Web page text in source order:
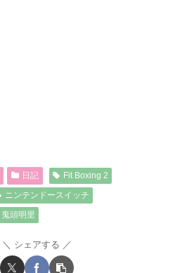
日記
Fit Boxing 2
ニンテンドースイッチ
鬼頭明里
シェアする